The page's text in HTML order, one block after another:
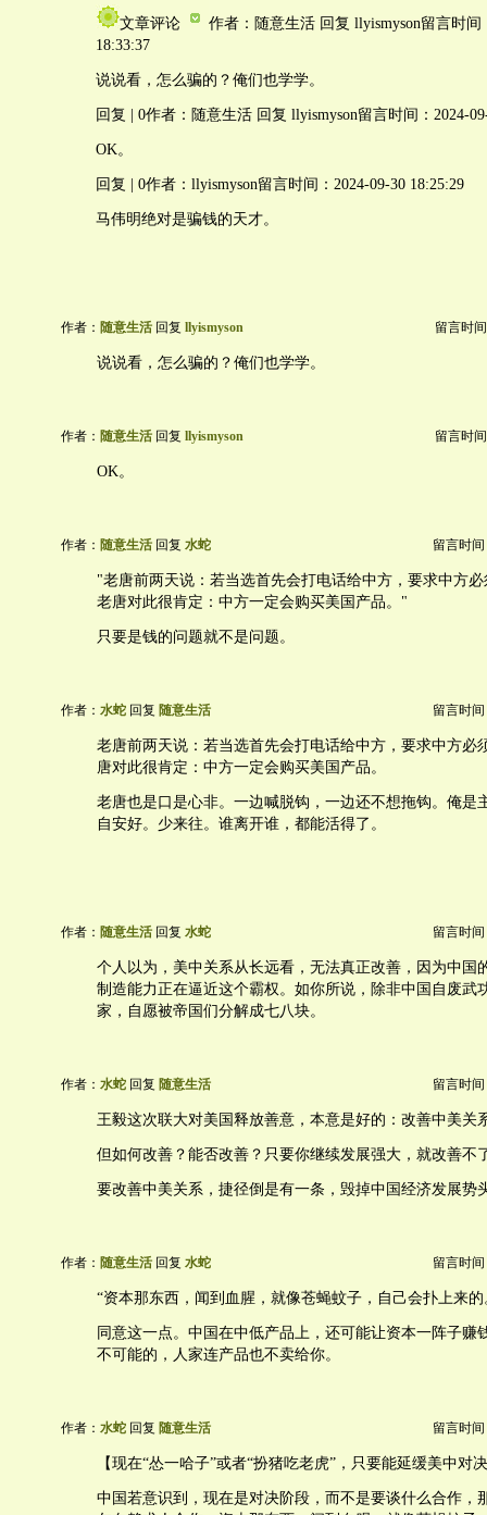
文章评论
作者：随意生活 回复 llyismyson留言时间
18:33:37
说说看，怎么骗的？俺们也学学。
回复 | 0作者：随意生活 回复 llyismyson留言时间：2024-
OK。
回复 | 0作者：llyismyson留言时间：2024-09-30 18:25:29
马伟明绝对是骗钱的天才。
作者： 随意生活 回复 llyismyson 留言时
说说看，怎么骗的？俺们也学学。
作者： 随意生活 回复 llyismyson 留言时
OK。
作者： 随意生活 回复 水蛇 留言时间
"老唐前两天说：若当选首先会打电话给中方，要求中方
老唐对此很肯定：中方一定会购买美国产品。"
只要是钱的问题就不是问题。
作者： 水蛇 回复 随意生活 留言时间
老唐前两天说：若当选首先会打电话给中方，要求中方必
唐对此很肯定：中方一定会购买美国产品。
老唐也是口是心非。一边喊脱钩，一边还不想拖钩。俺是
自安好。少来往。谁离开谁，都能活得了。
作者： 随意生活 回复 水蛇 留言时间
个人以为，美中关系从长远看，无法真正改善，因为中国
制造能力正在逼近这个霸权。如你所说，除非中国自废武
家，自愿被帝国们分解成七八块。
作者： 水蛇 回复 随意生活 留言时间
王毅这次联大对美国释放善意，本意是好的：改善中美关
但如何改善？能否改善？只要你继续发展强大，就改善不
要改善中美关系，捷径倒是有一条，毁掉中国经济发展势
作者： 随意生活 回复 水蛇 留言时间
“资本那东西，闻到血腥，就像苍蝇蚊子，自己会扑上来的
同意这一点。中国在中低产品上，还可能让资本一阵子赚
不可能的，人家连产品也不卖给你。
作者： 水蛇 回复 随意生活 留言时间
【现在“怂一哈子”或者“扮猪吃老虎”，只要能延缓美中对
中国若意识到，现在是对决阶段，而不是要谈什么合作，